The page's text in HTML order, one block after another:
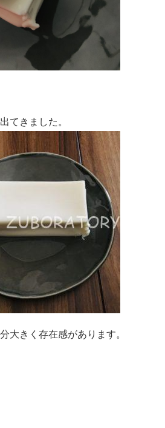
てきました。
大きく存在感があります。